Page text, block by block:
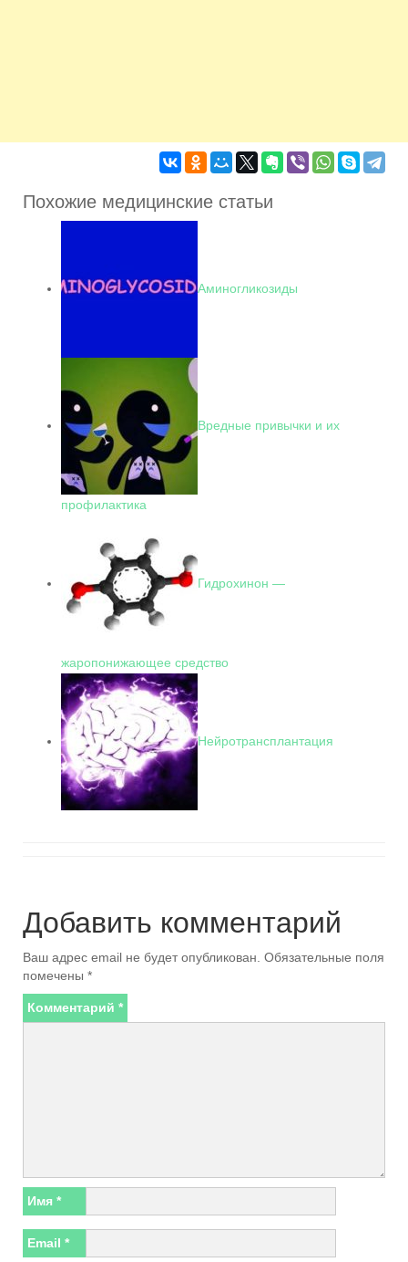
Похожие медицинские статьи
Аминогликозиды
Вредные привычки и их
профилактика
Гидрохинон —
жаропонижающее средство
Нейротрансплантация
Добавить комментарий
Ваш адрес email не будет опубликован. Обязательные поля
помечены *
Комментарий *
Имя *
Email *